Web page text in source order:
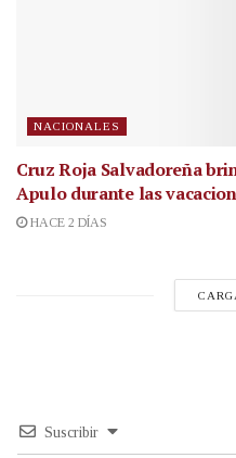
NACIONALES
Cruz Roja Salvadoreña
Apulo durante las
HACE 2 DÍAS
Suscribir